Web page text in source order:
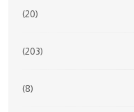
(20)
(203)
(8)